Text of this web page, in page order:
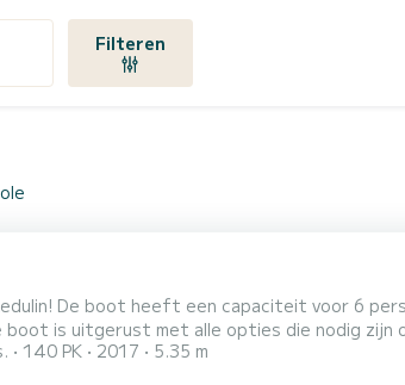
Filteren
Suzuki-motor
boot is uitgerust met alle opties die nodig zijn
is het mogelijk om een sleepbare tube te
140 PK 2017 5.35 m